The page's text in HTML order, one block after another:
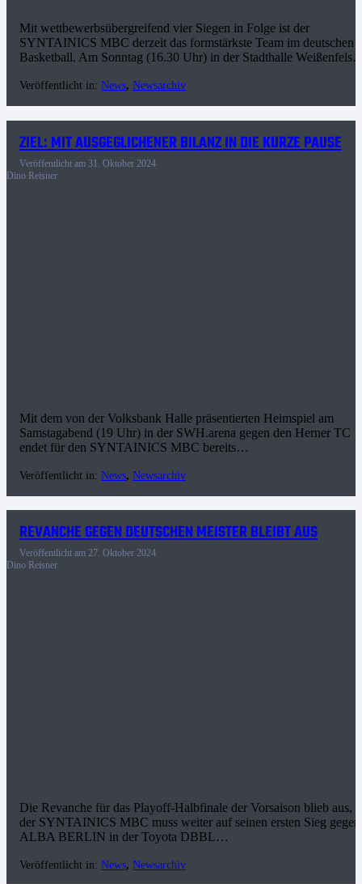
Mit wettbewerbsübergreifend vier Siegen in Folge ist der
SYNTAINICS MBC derzeit das formstärkste Team im deutschen
Basketball. Am Sonntag (16.30 Uhr) in der Stadthalle
Veröffentlicht in: News, Newsarchiv
ZIEL: MIT AUSGEGLICHENER BILANZ IN DIE KURZE PAUSE
Veröffentlicht am 31. Oktober 2024
Dino Reisner
Mit dem von der Volksbank Halle präsentierten Heimspiel am
Samstagabend (19 Uhr) in der SWH.arena gegen den Herner TC
endet für den SYNTAINICS MBC bereits…
Veröffentlicht in: News, Newsarchiv
REVANCHE GEGEN DEUTSCHEN MEISTER BLEIBT AUS
Veröffentlicht am 27. Oktober 2024
Dino Reisner
Die Revanche für das Playoff-Halbfinale der Vorsaison blieb aus,
der SYNTAINICS MBC muss weiter auf seinen ersten Sieg gegen
ALBA BERLIN in der Toyota DBBL…
Veröffentlicht in: News, Newsarchiv